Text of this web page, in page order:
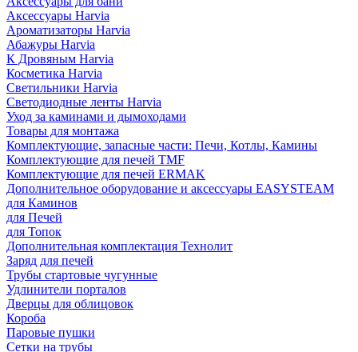
Аксессуары Harvia
Ароматизаторы Harvia
Абажуры Harvia
К Дровяным Harvia
Косметика Harvia
Светильники Harvia
Светодиодные ленты Harvia
Уход за каминами и дымоходами
Товары для монтажа
Комплектующие, запасные части: Печи, Котлы, Камины
Комплектующие для печей TMF
Комплектующие для печей ERMAK
Дополнительное оборудование и аксессуары EASYSTEAM
для Каминов
для Печей
для Топок
Дополнительная комплектация Технолит
Заряд для печей
Трубы стартовые чугунные
Удлинители порталов
Дверцы для облицовок
Короба
Паровые пушки
Сетки на трубы